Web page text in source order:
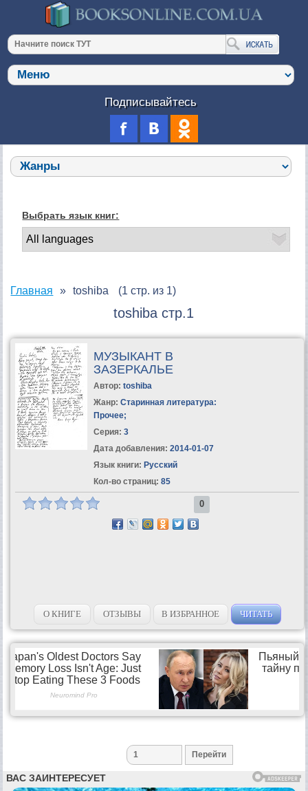
Подписывайтесь
Выбрать язык книг:
Главная toshiba (1 стр. из 1)
toshiba стр.1
МУЗЫКАНТ В
ЗАЗЕРКАЛЬЕ
Автор: toshiba
Жанр: Старинная литература:
Прочее;
Серия: 3
Дата добавления: 2014-01-07
Язык книги: Русский
Кол-во страниц: 85
0
О КНИГЕ ОТЗЫВЫ В ИЗБРАННОЕ ЧИТАТЬ